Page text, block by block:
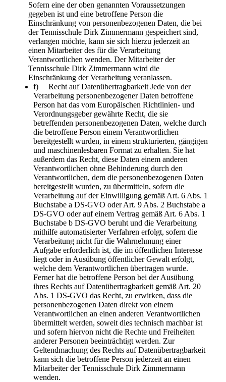
Sofern eine der oben genannten Voraussetzungen
gegeben ist und eine betroffene Person die
Einschränkung von personenbezogenen Daten, die bei
der Tennisschule Dirk Zimmermann gespeichert sind,
verlangen möchte, kann sie sich hierzu jederzeit an
einen Mitarbeiter des für die Verarbeitung
Verantwortlichen wenden. Der Mitarbeiter der
Tennisschule Dirk Zimmermann wird die
Einschränkung der Verarbeitung veranlassen.
f) Recht auf Datenübertragbarkeit Jede von der
Verarbeitung personenbezogener Daten betroffene
Person hat das vom Europäischen Richtlinien- und
Verordnungsgeber gewährte Recht, die sie
betreffenden personenbezogenen Daten, welche durch
die betroffene Person einem Verantwortlichen
bereitgestellt wurden, in einem strukturierten, gängigen
und maschinenlesbaren Format zu erhalten. Sie hat
außerdem das Recht, diese Daten einem anderen
Verantwortlichen ohne Behinderung durch den
Verantwortlichen, dem die personenbezogenen Daten
bereitgestellt wurden, zu übermitteln, sofern die
Verarbeitung auf der Einwilligung gemäß Art. 6 Abs. 1
Buchstabe a DS-GVO oder Art. 9 Abs. 2 Buchstabe a
DS-GVO oder auf einem Vertrag gemäß Art. 6 Abs. 1
Buchstabe b DS-GVO beruht und die Verarbeitung
mithilfe automatisierter Verfahren erfolgt, sofern die
Verarbeitung nicht für die Wahrnehmung einer
Aufgabe erforderlich ist, die im öffentlichen Interesse
liegt oder in Ausübung öffentlicher Gewalt erfolgt,
welche dem Verantwortlichen übertragen wurde.
Ferner hat die betroffene Person bei der Ausübung
ihres Rechts auf Datenübertragbarkeit gemäß Art. 20
Abs. 1 DS-GVO das Recht, zu erwirken, dass die
personenbezogenen Daten direkt von einem
Verantwortlichen an einen anderen Verantwortlichen
übermittelt werden, soweit dies technisch machbar ist
und sofern hiervon nicht die Rechte und Freiheiten
anderer Personen beeinträchtigt werden. Zur
Geltendmachung des Rechts auf Datenübertragbarkeit
kann sich die betroffene Person jederzeit an einen
Mitarbeiter der Tennisschule Dirk Zimmermann
wenden.